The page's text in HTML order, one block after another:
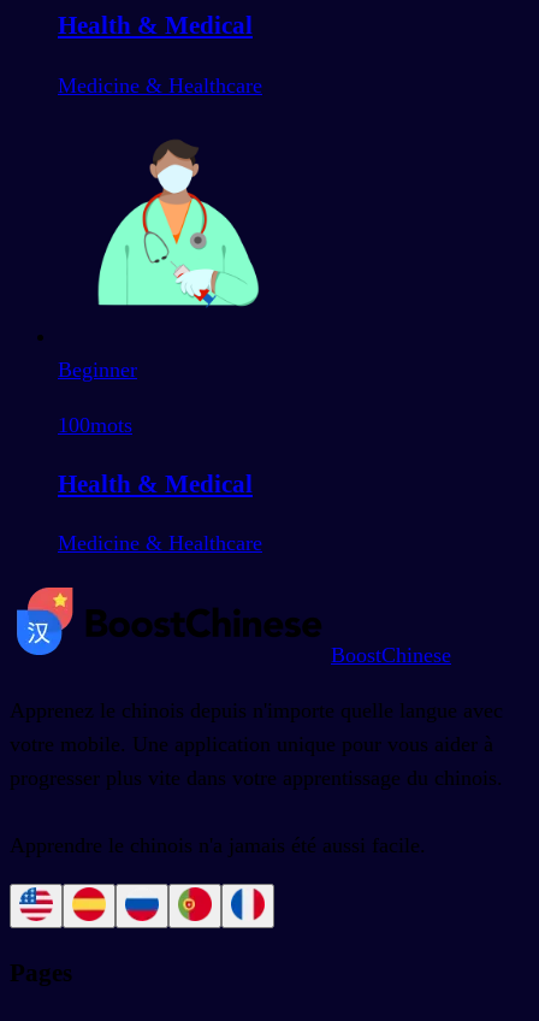
Health & Medical
Medicine & Healthcare
Beginner
100mots
Health & Medical
Medicine & Healthcare
BoostChinese
Apprenez le chinois depuis n'importe quelle langue avec
votre mobile. Une application unique pour vous aider à
progresser plus vite dans votre apprentissage du chinois.
Apprendre le chinois n'a jamais été aussi facile.
Pages